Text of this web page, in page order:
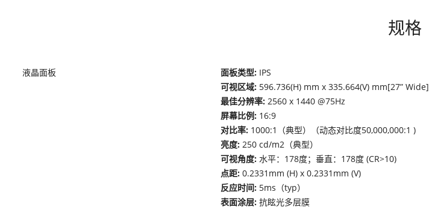
规格
液晶面板 面板类型: IPS
可视区域: 596.736(H) mm x 335.664(V) mm[27” Wide]
最佳分辨率: 2560 x 1440 @75Hz
屏幕比例: 16:9
对比率: 1000:1（典型）（动态对比度50,000,000:1 )
亮度: 250 cd/m2（典型）
可视角度: 水平：178度；垂直：178度 (CR>10)
点距: 0.2331mm (H) x 0.2331mm (V)
反应时间: 5ms（typ）
表面涂层: 抗眩光多层膜